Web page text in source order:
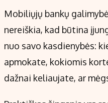
Mobiliųjų bankų
nereiškia, kad būtina
nuo savo kasdienybės:
apmokate, kokiomis
dažnai keliaujate, ar